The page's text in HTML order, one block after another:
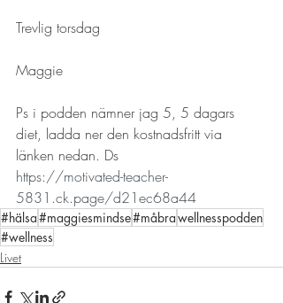
Trevlig torsdag
Maggie
Ps i podden nämner jag 5, 5 dagars
diet, ladda ner den kostnadsfritt via
länken nedan. Ds
https://motivated-teacher-
5831.ck.page/d21ec68a44
#hälsa#maggiesmindse#måbrawellnesspodden
#wellness
Livet